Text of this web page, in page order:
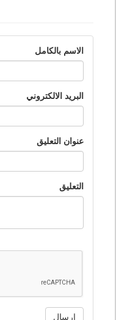
الاسم بالكامل
البريد الالكتروني
عنوان التعليق
التعليق
ارسال